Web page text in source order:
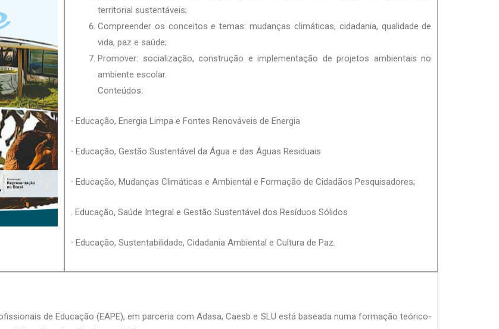
territorial sustentáveis;
Compreender os conceitos e temas: mudanças climáticas, cidadania, qualidade de
vida, paz e saúde;
Promover: socialização, construção e implementação de projetos ambientais no
ambiente escolar.
Conteúdos:
∙ Educação, Energia Limpa e Fontes Renováveis de Energia
∙ Educação, Gestão Sustentável da Água e das Águas Residuais
∙ Educação, Mudanças Climáticas e Ambiental e Formação de Cidadãos Pesquisadores;
. Educação, Saúde Integral e Gestão Sustentável dos Resíduos Sólidos
∙ Educação, Sustentabilidade, Cidadania Ambiental e Cultura de Paz.
de Educação (EAPE), em parceria com Adasa, Caesb e SLU está baseada numa formação teórico-